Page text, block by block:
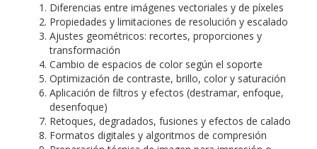
Diferencias entre imágenes vectoriales y de píxeles
Propiedades y limitaciones de resolución y escalado
Ajustes geométricos: recortes, proporciones y
transformación
Cambio de espacios de color según el soporte
Optimización de contraste, brillo, color y saturación
Aplicación de filtros y efectos (destramar, enfoque,
desenfoque)
Retoques, degradados, fusiones y efectos de calado
Formatos digitales y algoritmos de compresión